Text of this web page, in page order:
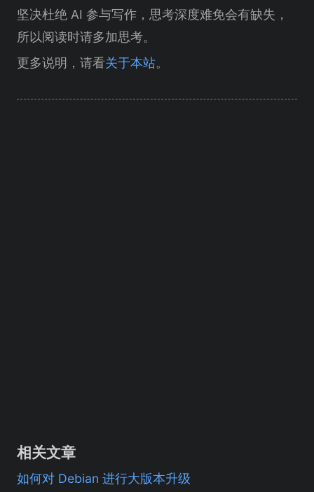
坚决杜绝 AI 参与写作，思考深度难免会有缺失，
所以阅读时请多加思考。
更多说明，请看关于本站。
相关文章
如何对 Debian 进行大版本升级